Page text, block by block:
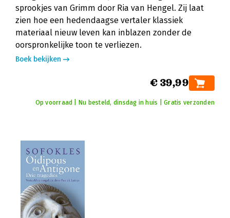
sprookjes van Grimm door Ria van Hengel. Zij laat
zien hoe een hedendaagse vertaler klassiek
materiaal nieuw leven kan inblazen zonder de
oorspronkelijke toon te verliezen.
Boek bekijken
€ 39,99
Op voorraad | Nu besteld, dinsdag in huis | Gratis verzonden